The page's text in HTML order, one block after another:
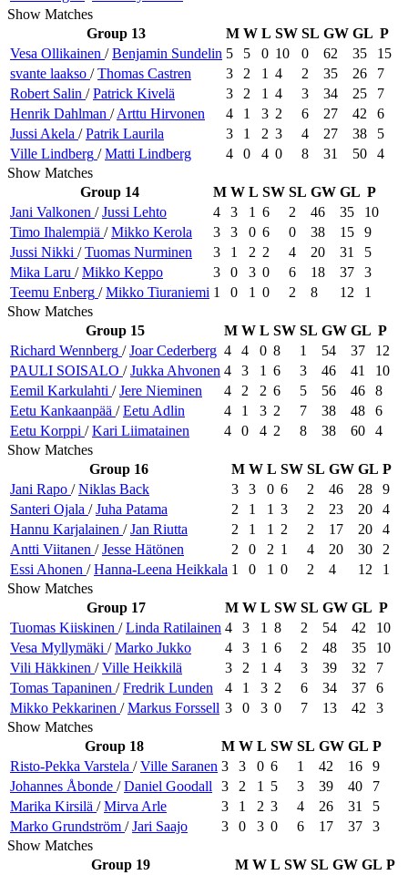
Show Matches
Group 13
M W L SW SL GW GL P
Vesa Ollikainen /Benjamin Sundelin 5 5 0 10 0 62 35
15
svante laakso /Thomas Castren 3 2 1 4 2 35 26
7
Robert Salin /Patrick Kivelä 3 2 1 4 3 34 25
7
Henrik Dahlman /Arttu Hirvonen 4 1 3 2 6 27 42
6
Jussi Akela /Patrik Laurila 3 1 2 3 4 27 38
5
Ville Lindberg /Matti Lindberg 4 0 4 0 8 31 50
4
Show Matches
Group 14
M W L SW SL GW GL P
Jani Valkonen /Jussi Lehto 4 3 1 6 2 46 35
10
Timo Ihalempiä /Mikko Kerola 3 3 0 6 0 38 15
9
Jussi Nikki /Tuomas Nurminen 3 1 2 2 4 20 31
5
Mika Laru /Mikko Keppo 3 0 3 0 6 18 37
3
Teemu Enberg /Mikko Tiuraniemi 1 0 1 0 2 8 12
1
Show Matches
Group 15
M W L SW SL GW GL P
Richard Wennberg /Joar Cederberg 4 4 0 8 1 54 37
12
PAULI SOISALO /Jukka Ahvonen 4 3 1 6 3 46 41
10
Eemil Karkulahti /Jere Nieminen 4 2 2 6 5 56 46
8
Eetu Kankaanpää /Eetu Adlin 4 1 3 2 7 38 48
6
Eetu Korppi /Kari Liimatainen 4 0 4 2 8 38 60
4
Show Matches
Group 16
M W L SW SL GW GL P
Jani Rapo /Niklas Back 3 3 0 6 2 46 28
9
Santeri Ojala /Juha Patama 2 1 1 3 2 23 20
4
Hannu Karjalainen /Jan Riutta 2 1 1 2 2 17 20
4
Antti Viitanen /Jesse Hätönen 2 0 2 1 4 20 30
2
Essi Ahonen /Hanna-Leena Heikkala 1 0 1 0 2 4 12
1
Show Matches
Group 17
M W L SW SL GW GL P
Tuomas Kiiskinen /Linda Ratilainen 4 3 1 8 2 54 42
10
Vesa Myllymäki /Marko Jukko 4 3 1 6 2 48 35
10
Vili Häkkinen /Ville Heikkilä 3 2 1 4 3 39 32
7
Tomas Tapaninen /Fredrik Lunden 4 1 3 2 6 34 37
6
Mikko Pekkarinen /Markus Forssell 3 0 3 0 7 13 42
3
Show Matches
Group 18
M W L SW SL GW GL P
Risto-Pekka Varstela /Ville Saranen 3 3 0 6 1 42 16
9
Johannes Åbonde /Daniel Goodall 3 2 1 5 3 39 40
7
Marika Kirsilä /Mirva Arle 3 1 2 3 4 26 31
5
Marko Grundström /Jari Saajo 3 0 3 0 6 17 37
3
Show Matches
Group 19
M W L SW SL GW GL P